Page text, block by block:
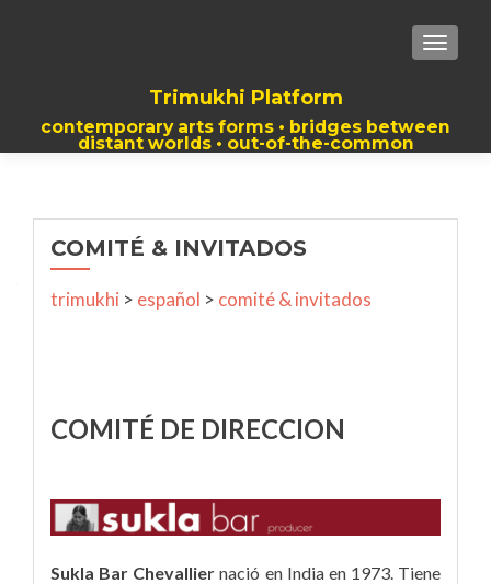
Trimukhi Platform
contemporary arts forms • bridges between
distant worlds • out-of-the-common
thoughts
COMITÉ & INVITADOS
trimukhi > español > comité & invitados
COMITÉ DE DIRECCION
Sukla Bar Chevalliernació en India en 1973. Tiene